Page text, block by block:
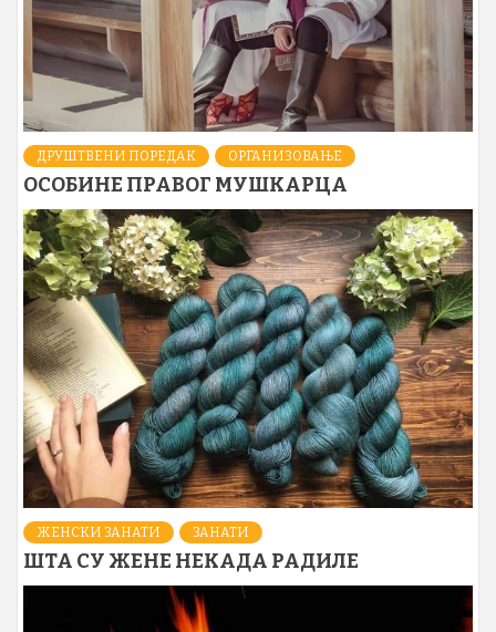
ДРУШТВЕНИ ПОРЕДАК ОРГАНИЗОВАЊЕ
ОСОБИНЕ ПРАВОГ МУШКАРЦА
ЖЕНСКИ ЗАНАТИ ЗАНАТИ
ШТА СУ ЖЕНЕ НЕКАДА РАДИЛЕ